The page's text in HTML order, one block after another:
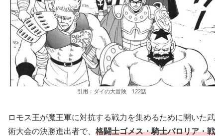
引用：ダイの大冒険 122話
ロモス王が魔王軍に対抗する戦力を集めるために開いた武
術大会の決勝進出者で、 格闘士ゴメス・騎士バロリア・戦